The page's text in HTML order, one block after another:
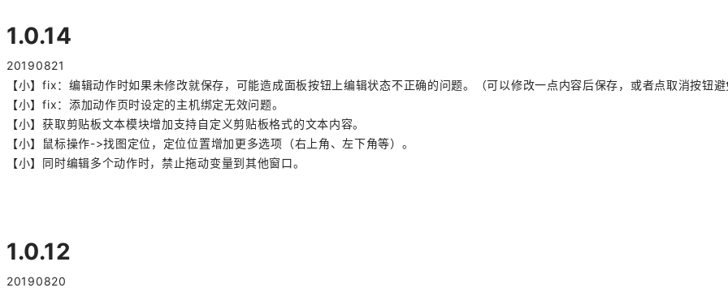
1.0.14
20190821
【小】fix：编辑动作时如果未修改就保存，可能造成面板按钮上编辑状态不正确的问题。（可以修改一点内容后保存，或者点取消按钮
【小】fix：添加动作页时设定的主机绑定无效问题。
【小】获取剪贴板文本模块增加支持自定义剪贴板格式的文本内容。
【小】鼠标操作->找图定位，定位位置增加更多选项（右上角、左下角等）。
【小】同时编辑多个动作时，禁止拖动变量到其他窗口。
1.0.12
20190820